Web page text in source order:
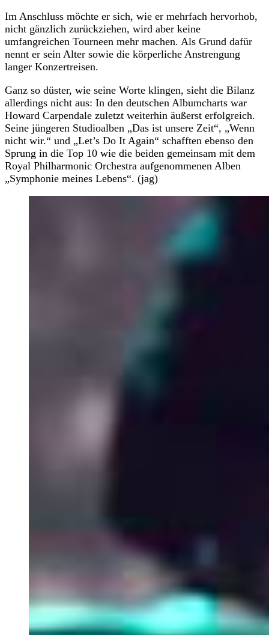
Im Anschluss möchte er sich, wie er mehrfach hervorhob,
nicht gänzlich zurückziehen, wird aber keine
umfangreichen Tourneen mehr machen. Als Grund dafür
nennt er sein Alter sowie die körperliche Anstrengung
langer Konzertreisen.
Ganz so düster, wie seine Worte klingen, sieht die Bilanz
allerdings nicht aus: In den deutschen Albumcharts war
Howard Carpendale zuletzt weiterhin äußerst erfolgreich.
Seine jüngeren Studioalben „Das ist unsere Zeit“, „Wenn
nicht wir.“ und „Let’s Do It Again“ schafften ebenso den
Sprung in die Top 10 wie die beiden gemeinsam mit dem
Royal Philharmonic Orchestra aufgenommenen Alben
„Symphonie meines Lebens“. (jag)